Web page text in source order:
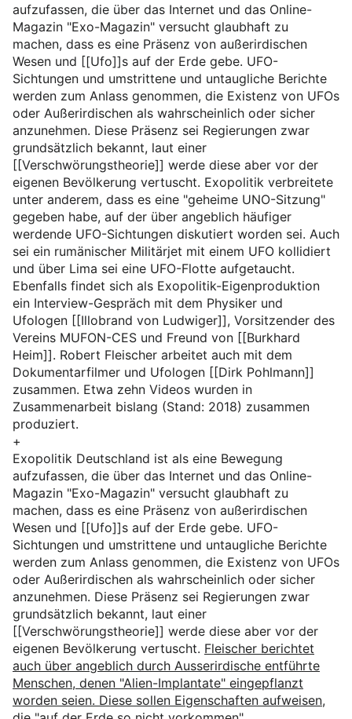
aufzufassen, die über das Internet und das Online-
Magazin "Exo-Magazin" versucht glaubhaft zu
machen, dass es eine Präsenz von außerirdischen
Wesen und [[Ufo]]s auf der Erde gebe. UFO-
Sichtungen und umstrittene und untaugliche Berichte
werden zum Anlass genommen, die Existenz von UFOs
oder Außerirdischen als wahrscheinlich oder sicher
anzunehmen. Diese Präsenz sei Regierungen zwar
grundsätzlich bekannt, laut einer
[[Verschwörungstheorie]] werde diese aber vor der
eigenen Bevölkerung vertuscht. Exopolitik verbreitete
unter anderem, dass es eine "geheime UNO-Sitzung"
gegeben habe, auf der über angeblich häufiger
werdende UFO-Sichtungen diskutiert worden sei. Auch
sei ein rumänischer Militärjet mit einem UFO kollidiert
und über Lima sei eine UFO-Flotte aufgetaucht.
Ebenfalls findet sich als Exopolitik-Eigenproduktion
ein Interview-Gespräch mit dem Physiker und
Ufologen [[Illobrand von Ludwiger]], Vorsitzender des
Vereins MUFON-CES und Freund von [[Burkhard
Heim]]. Robert Fleischer arbeitet auch mit dem
Dokumentarfilmer und Ufologen [[Dirk Pohlmann]]
zusammen. Etwa zehn Videos wurden in
Zusammenarbeit bislang (Stand: 2018) zusammen
produziert.
+
Exopolitik Deutschland ist als eine Bewegung
aufzufassen, die über das Internet und das Online-
Magazin "Exo-Magazin" versucht glaubhaft zu
machen, dass es eine Präsenz von außerirdischen
Wesen und [[Ufo]]s auf der Erde gebe. UFO-
Sichtungen und umstrittene und untaugliche Berichte
werden zum Anlass genommen, die Existenz von UFOs
oder Außerirdischen als wahrscheinlich oder sicher
anzunehmen. Diese Präsenz sei Regierungen zwar
grundsätzlich bekannt, laut einer
[[Verschwörungstheorie]] werde diese aber vor der
eigenen Bevölkerung vertuscht. Fleischer berichtet
auch über angeblich durch Ausserirdische entführte
Menschen, denen "Alien-Implantate" eingepflanzt
worden seien. Diese sollen Eigenschaften aufweisen,